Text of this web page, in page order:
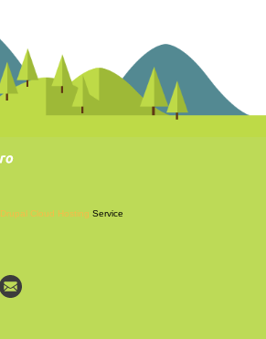
Drupal Cloud Hosting Service